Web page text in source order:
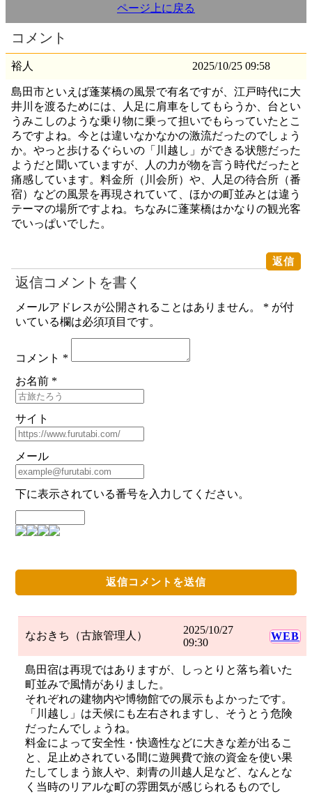
ページ上に戻る
コメント
裕人 2025/10/25 09:58
島田市といえば蓬莱橋の風景で有名ですが、江戸時代に大
井川を渡るためには、人足に肩車をしてもらうか、台とい
うみこしのような乗り物に乗って担いでもらっていたとこ
ろですよね。今とは違いなかなかの激流だったのでしょう
か。やっと歩けるぐらいの「川越し」ができる状態だった
ようだと聞いていますが、人の力が物を言う時代だったと
痛感しています。料金所（川会所）や、人足の待合所（番
宿）などの風景を再現されていて、ほかの町並みとは違う
テーマの場所ですよね。ちなみに蓬莱橋はかなりの観光客
でいっぱいでした。
返信
返信コメントを書く
メールアドレスが公開されることはありません。 * が付
いている欄は必須項目です。
コメント *
お名前 *
サイト
メール
下に表示されている番号を入力してください。
なおきち（古旅管理人）
2025/10/27
09:30
WEB
島田宿は再現ではありますが、しっとりと落ち着いた
町並みで風情がありました。
それぞれの建物内や博物館での展示もよかったです。
「川越し」は天候にも左右されますし、そうとう危険
だったんでしょうね。
料金によって安全性・快適性などに大きな差が出るこ
と、足止めされている間に遊興費で旅の資金を使い果
たしてしまう旅人や、刺青の川越人足など、なんとな
く当時のリアルな町の雰囲気が感じられるものでし